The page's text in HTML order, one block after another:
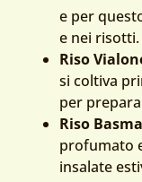
e per
e nei risotti.
Riso
si coltiva
per
Riso
profumato
insalate